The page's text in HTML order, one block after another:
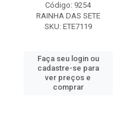
Código: 9254
RAINHA DAS SETE
SKU: ETE7119
Faça seu login ou
cadastre-se para
ver preços e
comprar